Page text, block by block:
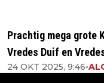
Prachtig mega grote
Vredes Duif en
24 OKT 2025, 9:46•